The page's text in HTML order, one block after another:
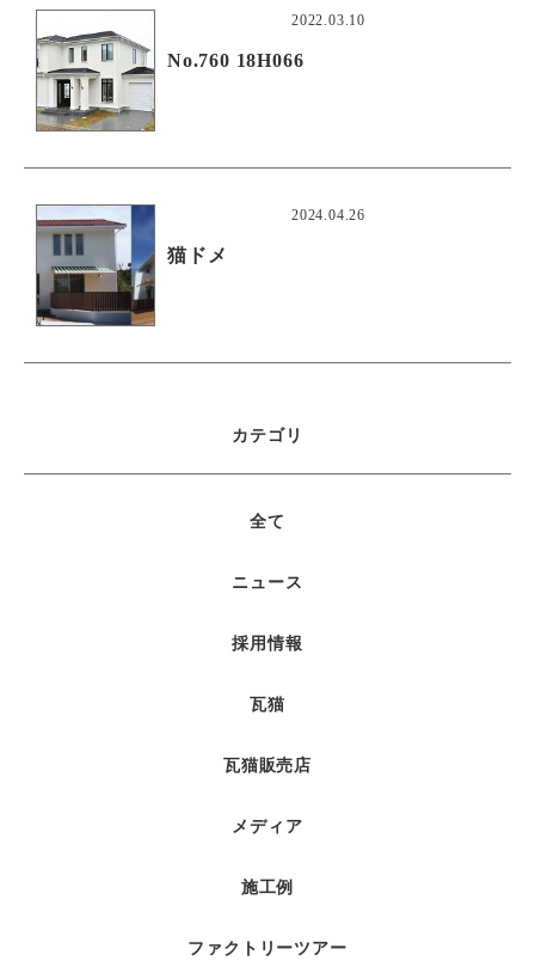
2022.03.10
No.760 18H066
2024.04.26
猫ドメ
カテゴリ
全て
ニュース
採用情報
瓦猫
瓦猫販売店
メディア
施工例
ファクトリーツアー